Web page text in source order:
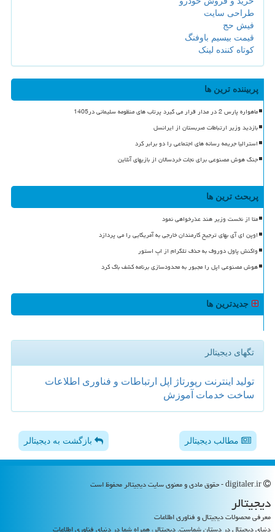
طراحی سایت
فیش حج
قیمت بیسیم باوفنگ
کوتاه کننده لینک
پربیننده ترین ها
ماهواره پارس 2 در مدار قرار می گیرد پرتاب های منظومه سلیمانی در1405
بازدید وزیر ارتباطات صربستان از ایرانسل
استرالیا جریمه رسانه های اجتماعی را دو برابر کرد
جنگ هوش مصنوعی برای نجات خردسالان از بازیهای آنلاین
پربحث ترین ها
متا از نخست وزیر هند عذرخواهی نمود
اوپن ای آی بهای ترجیح کارمندان خارجی به آمریکایی را می پردازد
واکنش پاول دوروف به حذف تلگرام از اپ استور
هوش مصنوعی اپل را مجبور به محدودسازی برنامه کشف باگ کرد
جدیدترین ها
تگهای دیجیتالر
تولید اینترنت رپورتاژ اپل ارتباطات و فناوری اطلاعات
ساخت خدمات آموزش
مطالب دیجیتالر بازگشت به دیجیتالر
دیجیتالر
معرفی محصولات دیجیتال و فناوری اطلاعات
دنیای دیجیتال در دستان شماست. دیجیتالر، همراه شما در دنیای فناوری اطلاعات